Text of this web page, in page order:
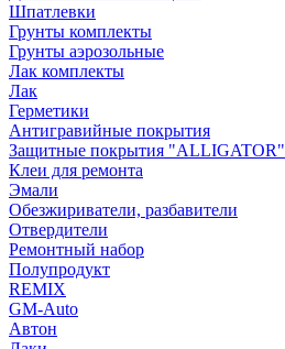
Шпатлевки
Грунты комплекты
Грунты аэрозольные
Лак комплекты
Лак
Герметики
Антигравийные покрытия
Защитные покрытия "ALLIGATOR"
Клеи для ремонта
Эмали
Обезжириватели, разбавители
Отвердители
Ремонтный набор
Полупродукт
REMIX
GM-Auto
Автон